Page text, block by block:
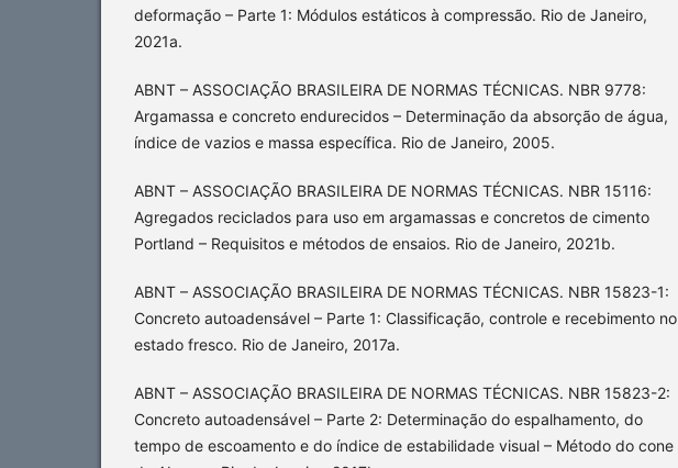
deformação – Parte 1: Módulos estáticos à compressão. Rio de Janeiro,
2021a.
ABNT – ASSOCIAÇÃO BRASILEIRA DE NORMAS TÉCNICAS. NBR 9778:
Argamassa e concreto endurecidos – Determinação da absorção de água,
índice de vazios e massa específica. Rio de Janeiro, 2005.
ABNT – ASSOCIAÇÃO BRASILEIRA DE NORMAS TÉCNICAS. NBR 15116:
Agregados reciclados para uso em argamassas e concretos de cimento
Portland – Requisitos e métodos de ensaios. Rio de Janeiro, 2021b.
ABNT – ASSOCIAÇÃO BRASILEIRA DE NORMAS TÉCNICAS. NBR 15823-1:
Concreto autoadensável – Parte 1: Classificação, controle e recebimento no
estado fresco. Rio de Janeiro, 2017a.
ABNT – ASSOCIAÇÃO BRASILEIRA DE NORMAS TÉCNICAS. NBR 15823-2:
Concreto autoadensável – Parte 2: Determinação do espalhamento, do
tempo de escoamento e do índice de estabilidade visual – Método do cone